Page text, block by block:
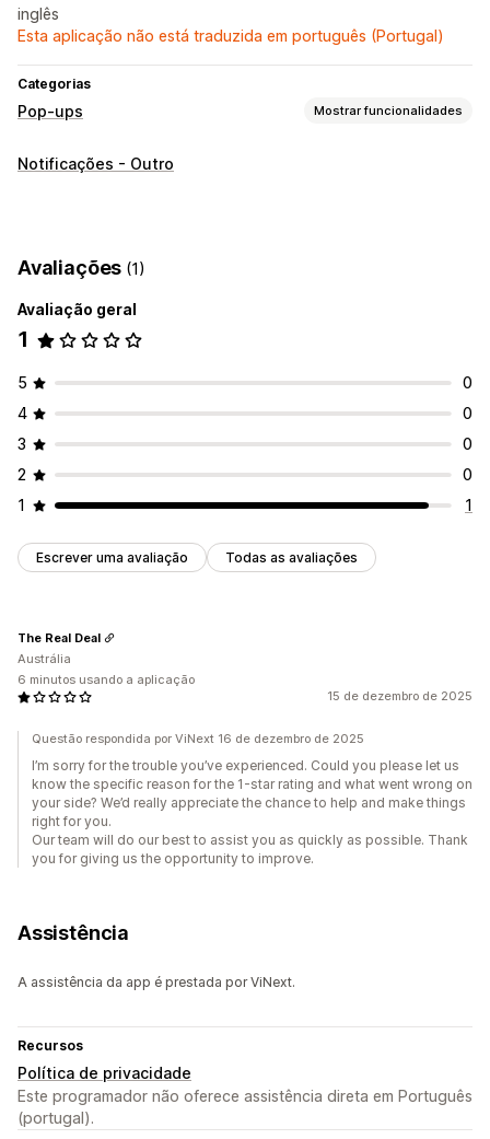
inglês
Esta aplicação não está traduzida em português (Portugal)
Categorias
Pop-ups Mostrar funcionalidades
Tipos de pop-ups
Ferramenta do editor
Notificações - Outro
Avaliações (1)
Avaliação geral
1
5
0
4
0
3
0
2
0
1
1
Escrever uma avaliação Todas as avaliações
15 de dezembro de 2025
The Real Deal
Austrália
6 minutos usando a aplicação
Questão respondida por ViNext 16 de dezembro de 2025
I’m sorry for the trouble you’ve experienced. Could you please let us
know the specific reason for the 1-star rating and what went wrong on
your side? We’d really appreciate the chance to help and make things
right for you.
Our team will do our best to assist you as quickly as possible. Thank
you for giving us the opportunity to improve.
Assistência
A assistência da app é prestada por ViNext.
Recursos
Política de privacidade
Este programador não oferece assistência direta em Português
(portugal).